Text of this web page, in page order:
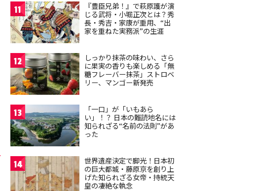
11
『豊臣兄弟！』で萩原護が演
じる武将・小堀正次とは？秀
長・秀吉・家康が重用、“出
家を重ねた実務派”の生涯
12
しっかり抹茶の味わい、さら
に果実の香りも楽しめる「無
糖フレーバー抹茶」ストロベ
リー、マンゴー新発売
13
「一口」が「いもあら
い」！？ 日本の難読地名には
知られざる“名前の法則”があ
った
14
世界遺産決定で脚光！日本初
の巨大都城・藤原京を創り上
げた知られざる女帝・持統天
皇の凄絶な執念